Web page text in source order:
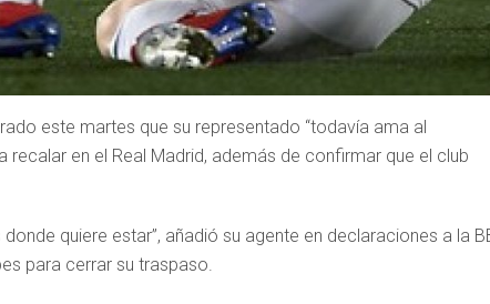
este martes que su representado “todavía ama al
en el Real Madrid, además de confirmar que el club
quiere estar”, añadió su agente en declaraciones a la
para cerrar su traspaso.